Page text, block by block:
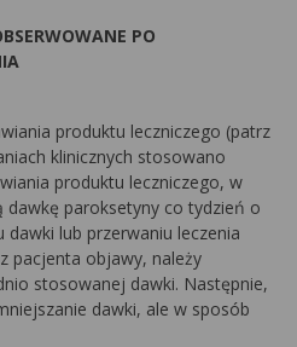
PO
produktu leczniczego (patrz
klinicznych stosowano
produktu leczniczego, w
paroksetyny co tydzień o
dawki lub przerwaniu leczenia
pacjenta objawy, należy
stosowanej dawki. Następnie,
dawki, ale w sposób